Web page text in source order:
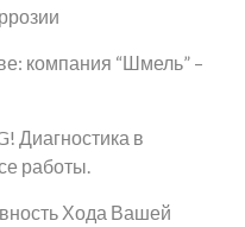
компания “Шмель” –
Диагностика в
работы.
Хода Вашей